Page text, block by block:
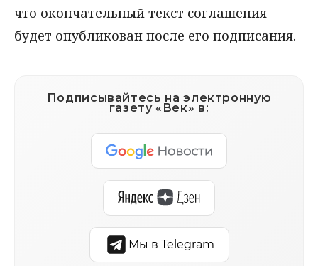
что окончательный текст соглашения
будет опубликован после его подписания.
Подписывайтесь на электронную
газету «Век» в:
Мы в Telegram